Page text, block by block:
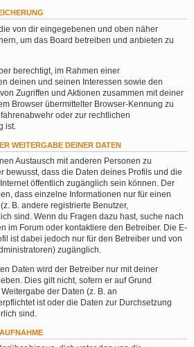
von dir eingegebenen und oben näher
um das Board betreiben und anbieten zu
berechtigt, im Rahmen einer
deinen und seinen Interessen sowie den
Zugriffen und Aktionen zusammen mit deiner
Browser übermittelter Browser-Kennung zu
oder zur rechtlichen
ist.
WEITERGABE DEINER DATEN
Austausch mit anderen Personen zu
bewusst, dass die Daten deines Profils und die
öffentlich zugänglich sein können. Der
dass einzelne Informationen nur für einen
B. andere registrierte Benutzer,
sind. Wenn du Fragen dazu hast, suche nach
im Forum oder kontaktiere den Betreiber. Die E-
ist dabei jedoch nur für den Betreiber und von
zugänglich.
Daten wird der Betreiber nur mit deiner
Dies gilt nicht, sofern er auf Grund
der Daten (z. B. an
ist oder die Daten zur Durchsetzung
sind.